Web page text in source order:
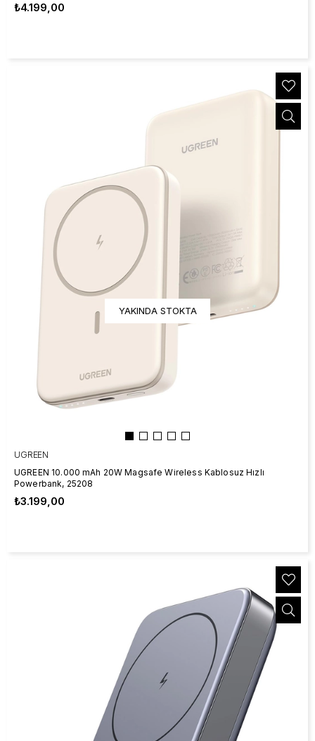
₺4.199,00
YAKINDA STOKTA
UGREEN
UGREEN 10.000 mAh 20W Magsafe Wireless Kablosuz Hızlı
Powerbank, 25208
₺3.199,00